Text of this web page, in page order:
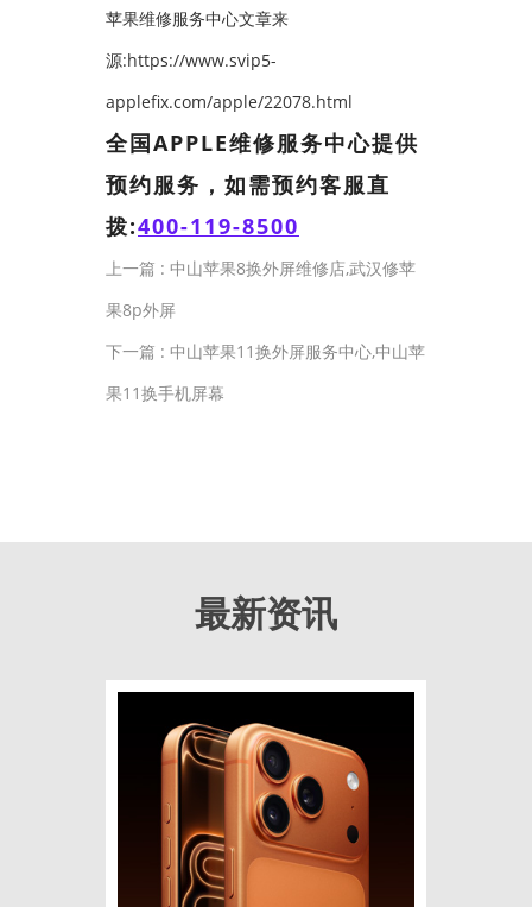
苹果维修服务中心文章来
源:https://www.svip5-
applefix.com/apple/22078.html
全国APPLE维修服务中心提供
预约服务，如需预约客服直
拨:400-119-8500
上一篇 : 中山苹果8换外屏维修店,武汉修苹
果8p外屏
下一篇 : 中山苹果11换外屏服务中心,中山苹
果11换手机屏幕
最新资讯